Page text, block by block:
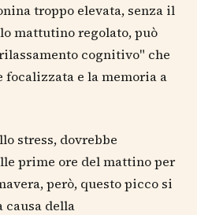
troppo elevata, senza il
mattutino regolato, può
cognitivo" che
e la memoria a
stress, dovrebbe
prime ore del mattino per
però, questo picco si
causa della